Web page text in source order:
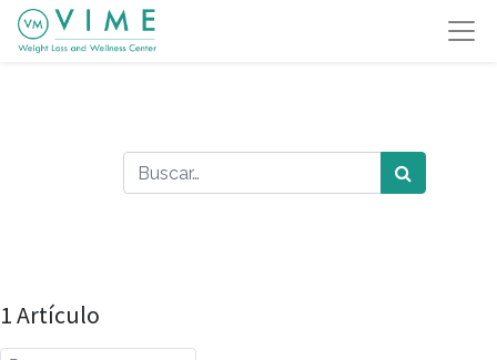
1 Artículo